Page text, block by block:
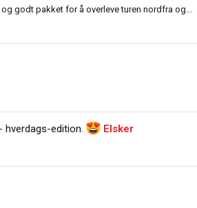
godt pakket for å overleve turen nordfra og...
hverdags-edition. Elsker